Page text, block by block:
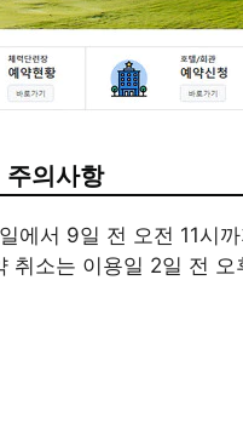
주의사항
에서 9일 전 오전 11시
취소는 이용일 2일 전 오